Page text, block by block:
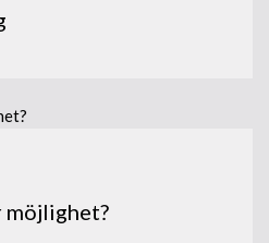
möjlighet?